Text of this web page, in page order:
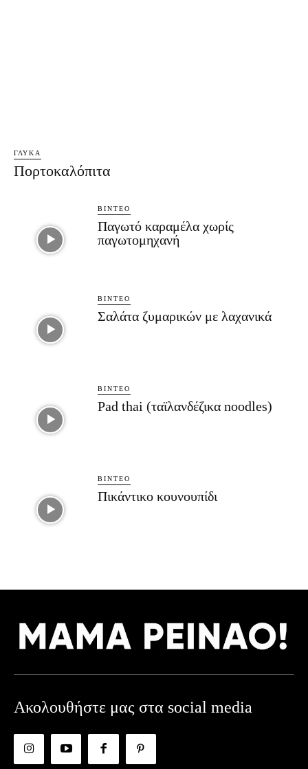
ΓΛΥΚΆ
Πορτοκαλόπιτα
ΒΊΝΤΕΟ
Παγωτό καραμέλα χωρίς
παγωτομηχανή
ΒΊΝΤΕΟ
Σαλάτα ζυμαρικών με λαχανικά
ΒΊΝΤΕΟ
Pad thai (ταϊλανδέζικα noodles)
ΒΊΝΤΕΟ
Πικάντικο κουνουπίδι
Ακολουθήστε μας στα social media